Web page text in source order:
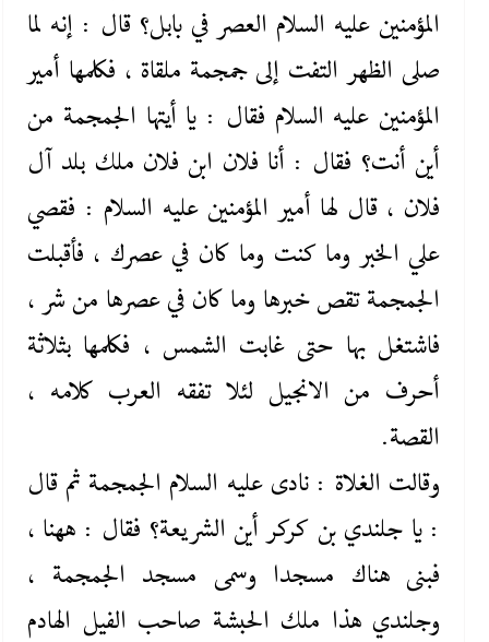
المؤمنين عليه ‌السلام العصر في بابل؟ قال : إنه لما
صلى الظهر التفت إلى جمجمة ملقاة ، فكلمها أمير
المؤمنين عليه ‌السلام فقال : يا أيتها الجمجمة من
أين أنت؟ فقال : أنا فلان ابن فلان ملك بلد آل
فلان ، قال لها أمير المؤمنين عليه ‌السلام : فقصي
علي الخبر وما كنت وما كان في عصرك ، فأقبلت
الجمجمة تقص خبرها وما كان في عصرها من شر ،
فاشتغل بها حتى غابت الشمس ، فكلمها بثلاثة
أحرف من الانجيل لئلا تفقه العرب كلامه ،
القصة.
وقالت الغلاة : نادى عليه ‌السلام الجمجمة ثم قال
: يا جلندي بن كركر أين الشريعة؟ فقال : ههنا ،
فبنى هناك مسجدا وسمى مسجد الجمجمة ،
وجلندي هذا ملك الحبشة صاحب الفيل الهادم